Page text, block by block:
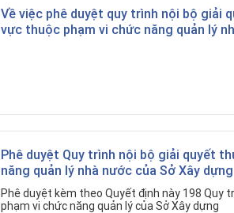
Về việc phê duyệt quy trình nội bộ giải
vực thuộc phạm vi chức năng quản lý
Phê duyệt Quy trình nội bộ giải quyết
năng quản lý nhà nước của Sở Xây dựng
Phê duyệt kèm theo Quyết định này 198 Quy
phạm vi chức năng quản lý của Sở Xây dựng